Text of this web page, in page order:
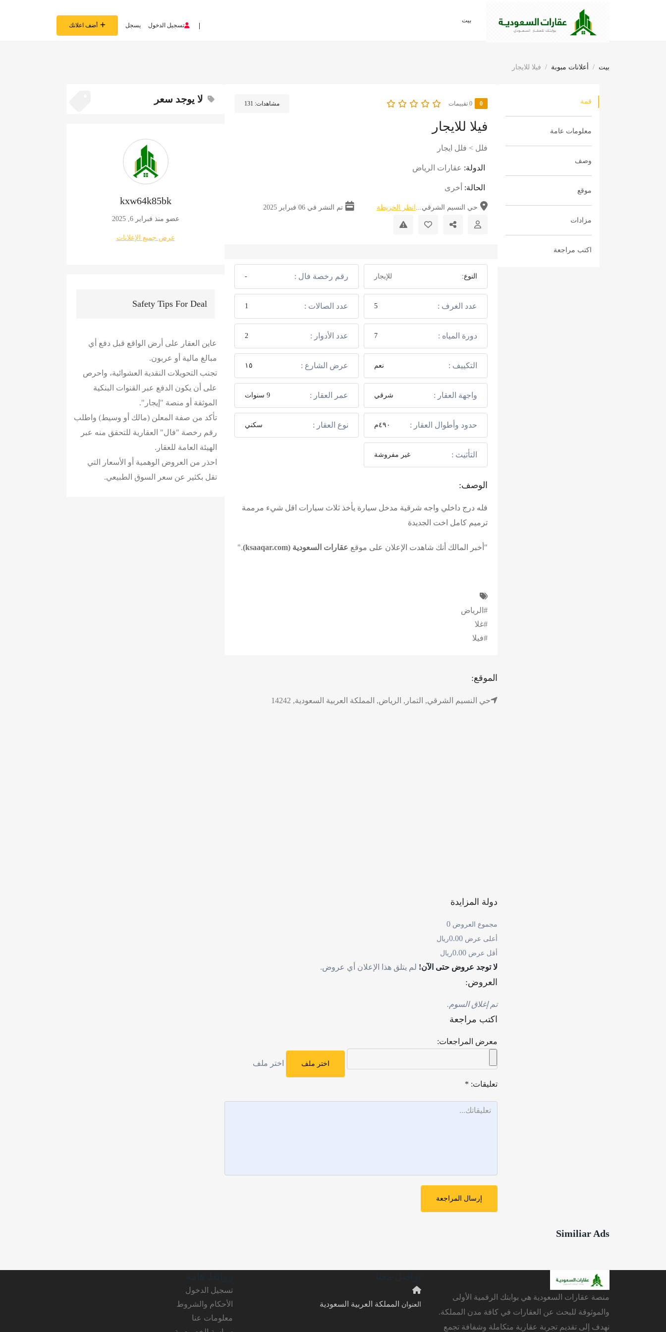
بيت
تسجيل الدخول يسجل أضف اعلانك
بيت أعلانات مبوبة فيلا للايجار
قمة
معلومات عامة
وصف
موقع
مزادات
اكتب مراجعة
0 ‫0 تقييمات مشاهدات: 131
فيلا للايجار
فلل > فلل ايجار
الدولة: عقارات الرياض
الحالة: أخرى
حي النسيم الشرقي... انظر الخريطة تم النشر في 06 فبراير 2025
النوع: للإيجار رقم رخصة فال : -
عدد الغرف : 5 عدد الصالات : 1
دورة المياه : 7 عدد الأدوار : 2
التكييف : نعم عرض الشارع : ١٥
واجهة العقار : شرقي عمر العقار : 9 سنوات
حدود وأطوال العقار : ٤٩٠م نوع العقار : سكني
التأثيث : غير مفروشة
الوصف:
فله درج داخلي واجه شرقية مدخل سيارة يأخذ ثلاث سيارات اقل شيء مرممة
ترميم كامل اخت الجديدة
"أخبر المالك أنك شاهدت الإعلان على موقع عقارات السعودية (ksaaqar.com) ."
#الرياض
#غلا
#فيلا
الموقع:
حي النسيم الشرقي, التمار, الرياض, المملكة العربية السعودية, 14242
دولة المزايدة
مجموع العروض 0
أعلى عرض 0.00ريال
أقل عرض 0.00ريال
لا توجد عروض حتى الآن! لم يتلق هذا الإعلان أي عروض.
العروض:
تم إغلاق السوم.
اكتب مراجعة
معرض المراجعات:
اختر ملف اختر ملف
تعليقات: *
إرسال المراجعة
لا يوجد سعر
kxw64k85bk
عضو منذ فبراير 6, 2025
عرض جميع الإعلانات
Safety Tips For Deal
عاين العقار على أرض الواقع قبل دفع أي
مبالغ مالية أو عربون.
تجنب التحويلات النقدية العشوائية، واحرص
على أن يكون الدفع عبر القنوات البنكية
الموثقة أو منصة "إيجار".
تأكد من صفة المعلن (مالك أو وسيط) واطلب
رقم رخصة "فال" العقارية للتحقق منه عبر
الهيئة العامة للعقار.
احذر من العروض الوهمية أو الأسعار التي
تقل بكثير عن سعر السوق الطبيعي.
Similiar Ads
منصة عقارات السعودية هي بوابتك الرقمية الأولى
والموثوقة للبحث عن العقارات في كافة مدن المملكة.
نهدف إلى تقديم تجربة عقارية متكاملة وشفافة تجمع
العنوان المملكة العربية السعودية
تسجيل الدخول
الأحكام والشروط
معلومات عنا